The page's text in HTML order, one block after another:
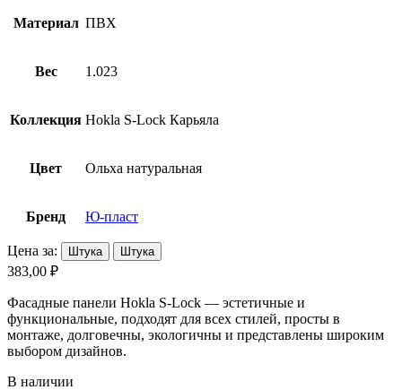
Материал ПВХ
Вес 1.023
Коллекция Hokla S-Lock Карьяла
Цвет Ольха натуральная
Бренд Ю-пласт
Цена за: Штука Штука
383,00 ₽
Фасадные панели Hokla S-Lock — эстетичные и
функциональные, подходят для всех стилей, просты в
монтаже, долговечны, экологичны и представлены широким
выбором дизайнов.
В наличии